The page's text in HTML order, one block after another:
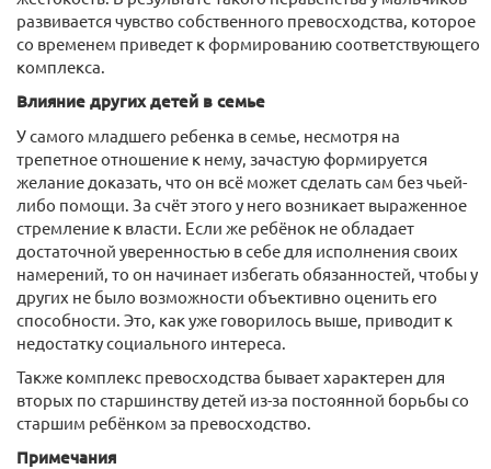
развивается чувство собственного превосходства, которое
со временем приведет к формированию соответствующего
комплекса.
Влияние других детей в семье
У самого младшего ребенка в семье, несмотря на
трепетное отношение к нему, зачастую формируется
желание доказать, что он всё может сделать сам без чьей-
либо помощи. За счёт этого у него возникает выраженное
стремление к власти. Если же ребёнок не обладает
достаточной уверенностью в себе для исполнения своих
намерений, то он начинает избегать обязанностей, чтобы у
других не было возможности объективно оценить его
способности. Это, как уже говорилось выше, приводит к
недостатку социального интереса.
Также комплекс превосходства бывает характерен для
вторых по старшинству детей из-за постоянной борьбы со
старшим ребёнком за превосходство.
Примечания